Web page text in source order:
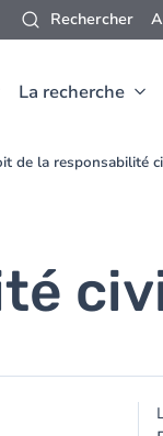
Rechercher
La recherche
de la responsabilité